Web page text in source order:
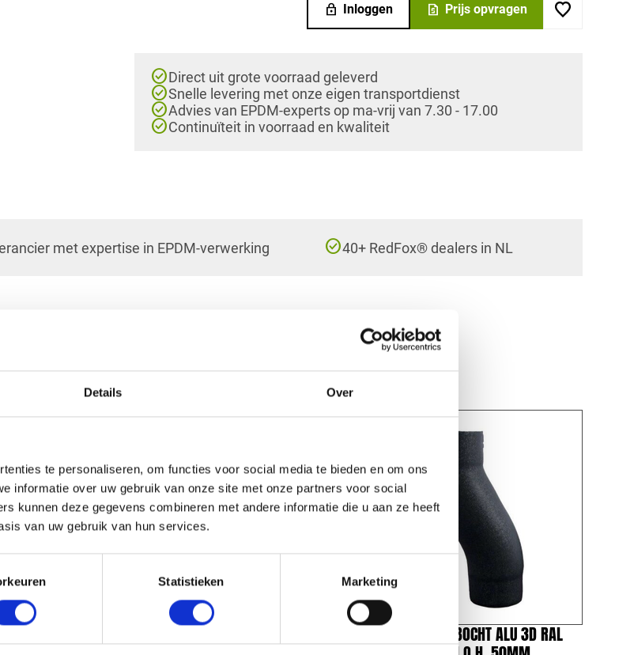
Details Over
te personaliseren, om functies voor social media te bieden en om ons
informatie over uw gebruik van onze site met onze partners voor social
kunnen deze gegevens combineren met andere informatie die u aan ze heeft
van uw gebruik van hun services.
Statistieken Marketing
lock Inloggen request_quote Prijs opvragen
check_circleDirect uit grote voorraad geleverd
check_circleSnelle levering met onze eigen transportdienst
check_circleAdvies van EPDM-experts op ma-vrij van 7.30 - 17.00
check_circleContinuïteit in voorraad en kwaliteit
met expertise in EPDM-verwerking check_circle40+ RedFox® dealers in NL
OM ER BIJ TE KOPEN
3DS VESTIS SPRONGBOCHT ALU 3D RAL VESTIS SPRONGBOCHT ALU 3D RAL